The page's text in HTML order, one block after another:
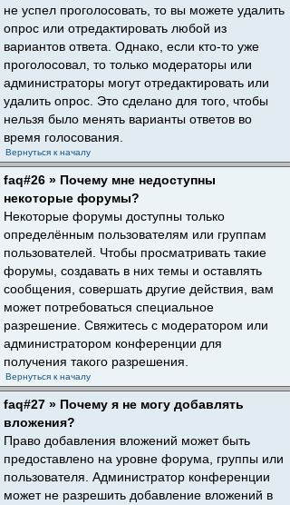
не успел проголосовать, то вы можете удалить
опрос или отредактировать любой из
вариантов ответа. Однако, если кто-то уже
проголосовал, то только модераторы или
администраторы могут отредактировать или
удалить опрос. Это сделано для того, чтобы
нельзя было менять варианты ответов во
время голосования.
Вернуться к началу
faq#26 » Почему мне недоступны
некоторые форумы?
Некоторые форумы доступны только
определённым пользователям или группам
пользователей. Чтобы просматривать такие
форумы, создавать в них темы и оставлять
сообщения, совершать другие действия, вам
может потребоваться специальное
разрешение. Свяжитесь с модератором или
администратором конференции для
получения такого разрешения.
Вернуться к началу
faq#27 » Почему я не могу добавлять
вложения?
Право добавления вложений может быть
предоставлено на уровне форума, группы или
пользователя. Администратор конференции
может не разрешить добавление вложений в